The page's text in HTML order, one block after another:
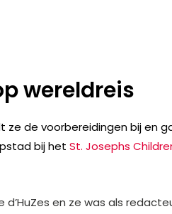
wereldreis
ze de voorbereidingen bij en
bij het St. Josephs
d’HuZes en ze was als